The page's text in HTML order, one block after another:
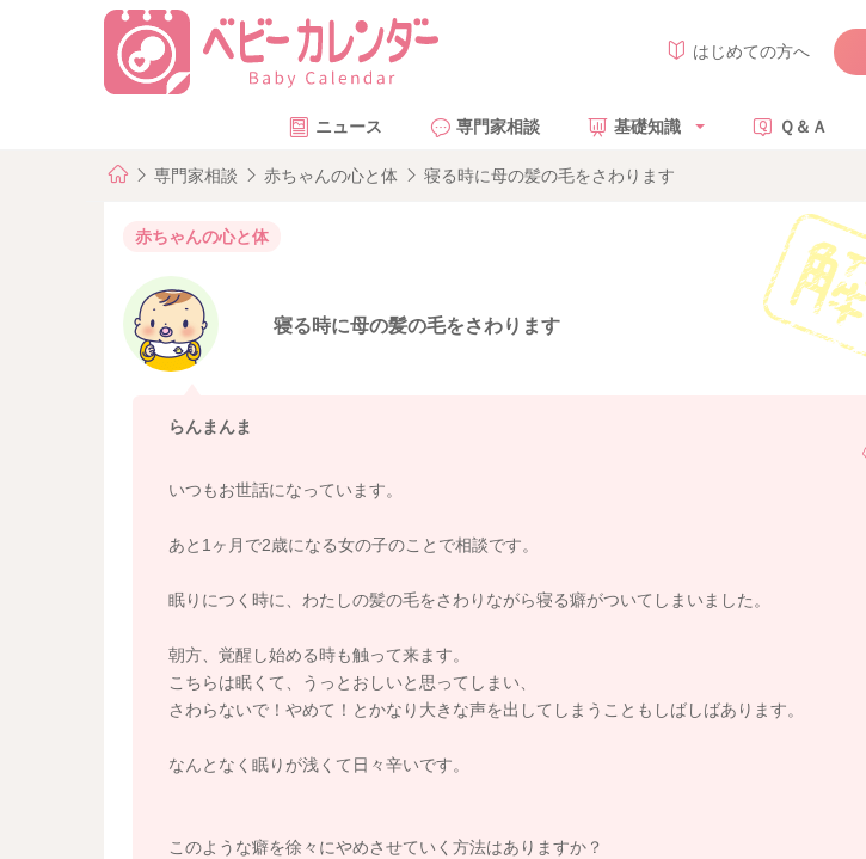
はじめての方へ
ニュース 専門家相談 基礎知識 Ｑ＆Ａ
専門家相談 赤ちゃんの心と体 寝る時に母の髪の毛をさわります
赤ちゃんの心と体
寝る時に母の髪の毛をさわります
らんまんま
いつもお世話になっています。
あと1ヶ月で2歳になる女の子のことで相談です。
眠りにつく時に、わたしの髪の毛をさわりながら寝る癖がついてしまいました。
朝方、覚醒し始める時も触って来ます。
こちらは眠くて、うっとおしいと思ってしまい、
さわらないで！やめて！とかなり大きな声を出してしまうこともしばしばあります。
なんとなく眠りが浅くて日々辛いです。
このような癖を徐々にやめさせていく方法はありますか？